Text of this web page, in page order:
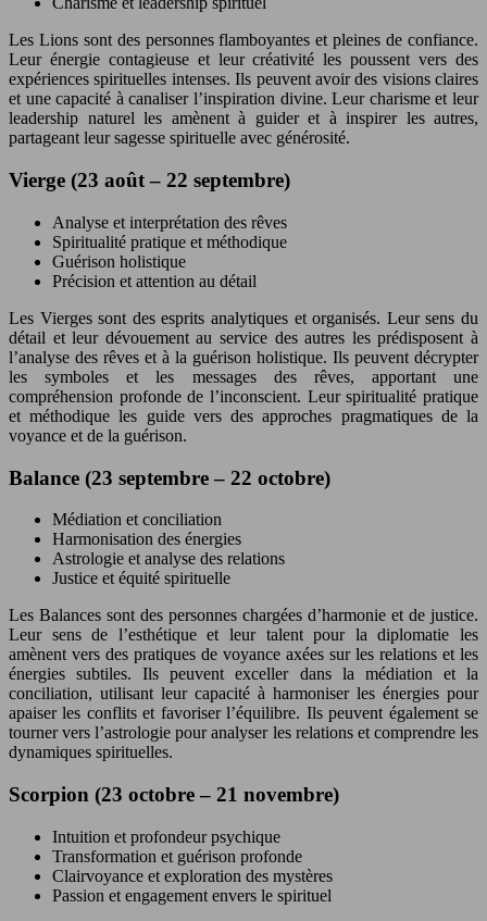
Les Lions sont des personnes flamboyantes et pleines de confiance.
Leur énergie contagieuse et leur créativité les poussent vers des
expériences spirituelles intenses. Ils peuvent avoir des visions claires
et une capacité à canaliser l’inspiration divine. Leur charisme et leur
leadership naturel les amènent à guider et à inspirer les autres,
partageant leur sagesse spirituelle avec générosité.
Vierge (23 août – 22 septembre)
Analyse et interprétation des rêves
Spiritualité pratique et méthodique
Guérison holistique
Précision et attention au détail
Les Vierges sont des esprits analytiques et organisés. Leur sens du
détail et leur dévouement au service des autres les prédisposent à
l’analyse des rêves et à la guérison holistique. Ils peuvent décrypter
les symboles et les messages des rêves, apportant une
compréhension profonde de l’inconscient. Leur spiritualité pratique
et méthodique les guide vers des approches pragmatiques de la
voyance et de la guérison.
Balance (23 septembre – 22 octobre)
Médiation et conciliation
Harmonisation des énergies
Astrologie et analyse des relations
Justice et équité spirituelle
Les Balances sont des personnes chargées d’harmonie et de justice.
Leur sens de l’esthétique et leur talent pour la diplomatie les
amènent vers des pratiques de voyance axées sur les relations et les
énergies subtiles. Ils peuvent exceller dans la médiation et la
conciliation, utilisant leur capacité à harmoniser les énergies pour
apaiser les conflits et favoriser l’équilibre. Ils peuvent également se
tourner vers l’astrologie pour analyser les relations et comprendre les
dynamiques spirituelles.
Scorpion (23 octobre – 21 novembre)
Intuition et profondeur psychique
Transformation et guérison profonde
Clairvoyance et exploration des mystères
Passion et engagement envers le spirituel